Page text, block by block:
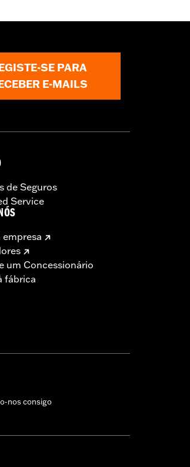
SE PARA
E-MAILS
de Seguros
Service
empresa
um Concessionário
fábrica
nos consigo